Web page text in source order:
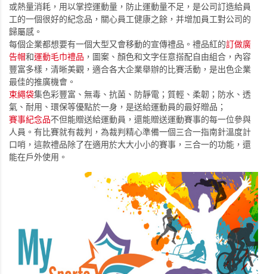
或熱量消耗，用以掌控運動量，防止運動量不足，是公司訂造給員
工的一個很好的紀念品，關心員工健康之餘，并增加員工對公司的
歸屬感。
每個企業都想要有一個大型又會移動的宣傳禮品。禮品紅的訂做廣
告帽和運動毛巾禮品 ，圖案、顏色和文字任意搭配自由組合，內容
豐富多樣，清晰美觀，適合各大企業舉辦的比賽活動，是出色企業
最佳的推廣機會。
束繩袋集色彩豐富、無毒、抗菌、防靜電；質輕、柔韌；防水、透
氣、耐用、環保等優點於一身，是送給運動員的最好贈品；
賽事紀念品不但能贈送給運動員，還能贈送運動賽事的每一位參與
人員。有比賽就有裁判，為裁判精心準備一個三合一指南針溫度計
口哨，這款禮品除了在適用於大大小小的賽事，三合一的功能，還
能在戶外使用。